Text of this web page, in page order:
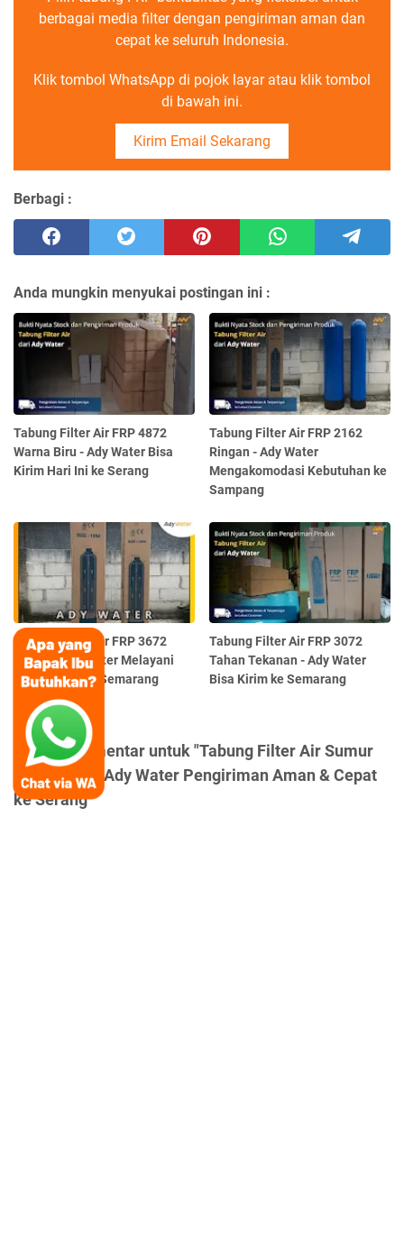
berbagai media filter dengan pengiriman aman dan
cepat ke seluruh Indonesia.
Klik tombol WhatsApp di pojok layar atau klik tombol
di bawah ini.
Kirim Email Sekarang
Berbagi :
Anda mungkin menyukai postingan ini :
Tabung Filter Air FRP 4872
Warna Biru - Ady Water Bisa
Kirim Hari Ini ke Serang
Tabung Filter Air FRP 2162
Ringan - Ady Water
Mengakomodasi Kebutuhan ke
Sampang
Tabung Filter Air FRP 3672
Kokoh - Ady Water Melayani
Pengiriman ke Semarang
Tabung Filter Air FRP 3072
Tahan Tekanan - Ady Water
Bisa Kirim ke Semarang
Posting Komentar untuk "Tabung Filter Air Sumur
Bisa Polos - Ady Water Pengiriman Aman & Cepat
ke Serang"